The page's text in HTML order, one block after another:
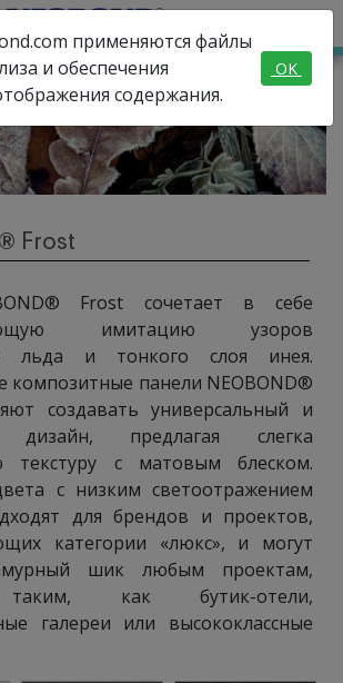
Frost
Frost сочетает в себе
имитацию узоров
льда и тонкого слоя инея.
панели NEOBOND®
создавать универсальный и
дизайн, предлагая слегка
текстуру с матовым блеском.
с низким светоотражением
для брендов и проектов,
категории «люкс», и могут
шик любым проектам,
как бутик-отели,
галереи или высококлассные
применяются файлы
и обеспечения
содержания.
OK